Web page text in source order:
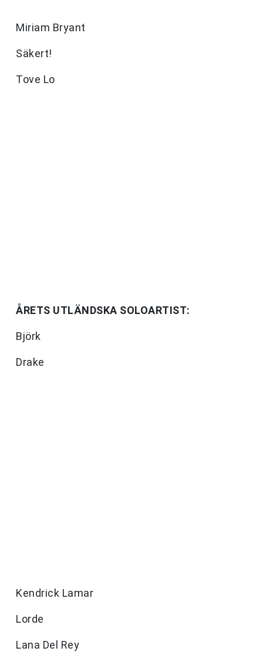
Miriam Bryant
Säkert!
Tove Lo
ÅRETS UTLÄNDSKA SOLOARTIST:
Björk
Drake
Kendrick Lamar
Lorde
Lana Del Rey